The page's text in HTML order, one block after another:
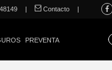
| Contacto |
PREVENTA